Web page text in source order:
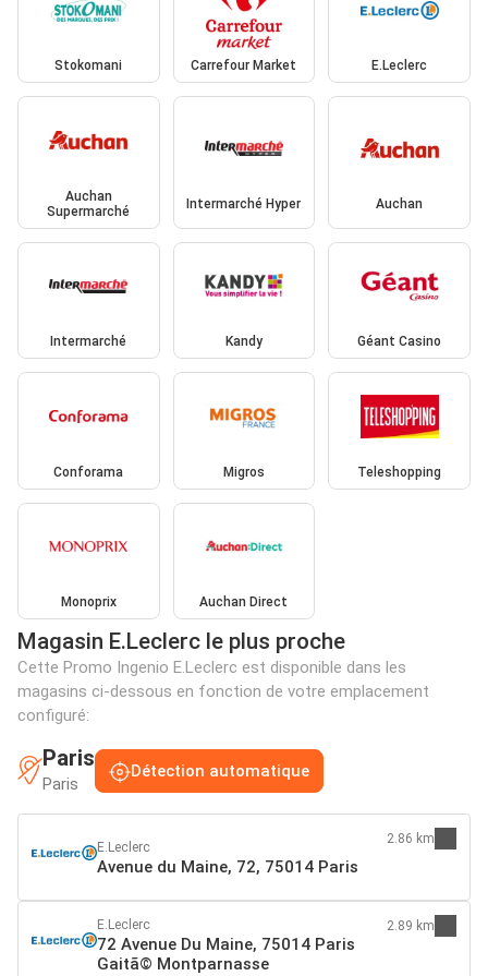
Stokomani Carrefour Market E.Leclerc
Auchan
Supermarché
Intermarché Hyper Auchan
Intermarché Kandy Géant Casino
Conforama Migros Teleshopping
Monoprix Auchan Direct
Magasin E.Leclerc le plus proche
Cette Promo Ingenio E.Leclerc est disponible dans les
magasins ci-dessous en fonction de votre emplacement
configuré:
Paris
Paris
Détection automatique
E.Leclerc
Avenue du Maine, 72, 75014 Paris
2.86 km
E.Leclerc
72 Avenue Du Maine, 75014 Paris
Gaitã© Montparnasse
2.89 km